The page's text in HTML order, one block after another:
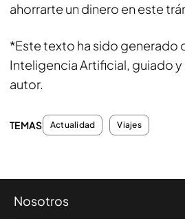
ahorrarte un dinero en este
*Este texto ha sido generado
Inteligencia Artificial, guiado
autor.
TEMAS Actualidad Viajes
Nosotros